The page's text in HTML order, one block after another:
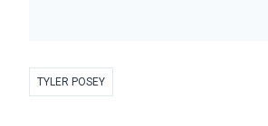
TYLER POSEY